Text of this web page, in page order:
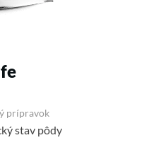
prípravok
stav pôdy